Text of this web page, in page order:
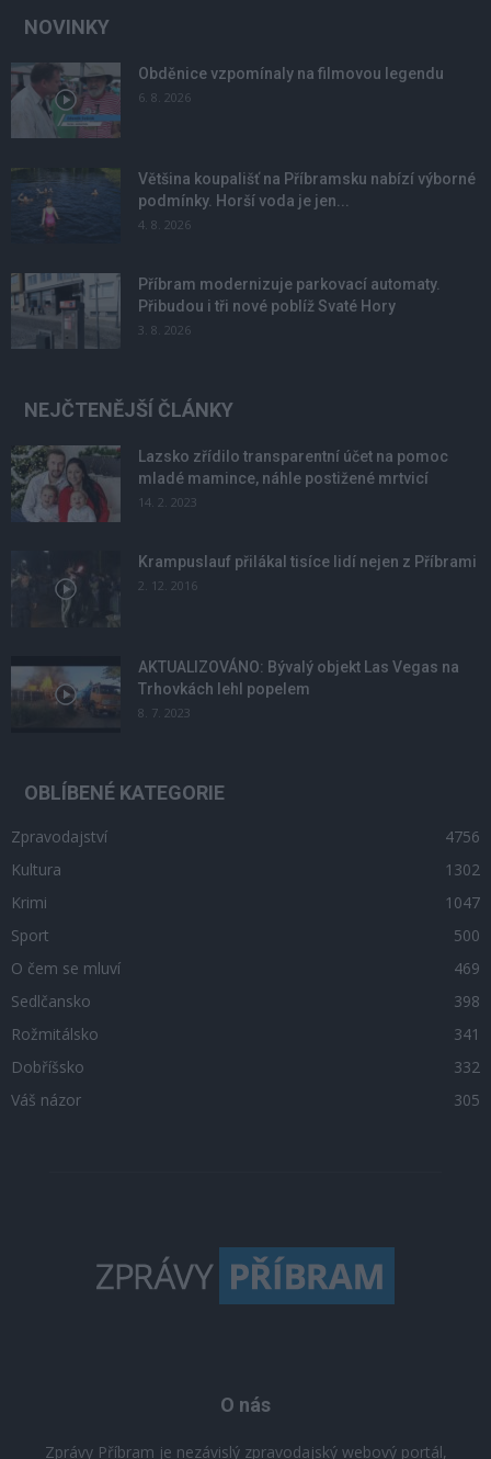
NOVINKY
Obděnice vzpomínaly na filmovou legendu
6. 8. 2026
Většina koupališť na Příbramsku nabízí výborné
podmínky. Horší voda je jen...
4. 8. 2026
Příbram modernizuje parkovací automaty.
Přibudou i tři nové poblíž Svaté Hory
3. 8. 2026
NEJČTENĚJŠÍ ČLÁNKY
Lazsko zřídilo transparentní účet na pomoc
mladé mamince, náhle postižené mrtvicí
14. 2. 2023
Krampuslauf přilákal tisíce lidí nejen z Příbrami
2. 12. 2016
AKTUALIZOVÁNO: Bývalý objekt Las Vegas na
Trhovkách lehl popelem
8. 7. 2023
OBLÍBENÉ KATEGORIE
Zpravodajství
4756
Kultura
1302
Krimi
1047
Sport
500
O čem se mluví
469
Sedlčansko
398
Rožmitálsko
341
Dobříšsko
332
Váš názor
305
O nás
Zprávy Příbram je nezávislý zpravodajský webový portál,